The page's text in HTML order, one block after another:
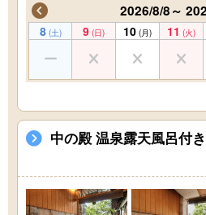
2026/8/8～
8 (土) 9 (日) 10 (月) 11 (火)
中の殿 温泉露天風呂付き